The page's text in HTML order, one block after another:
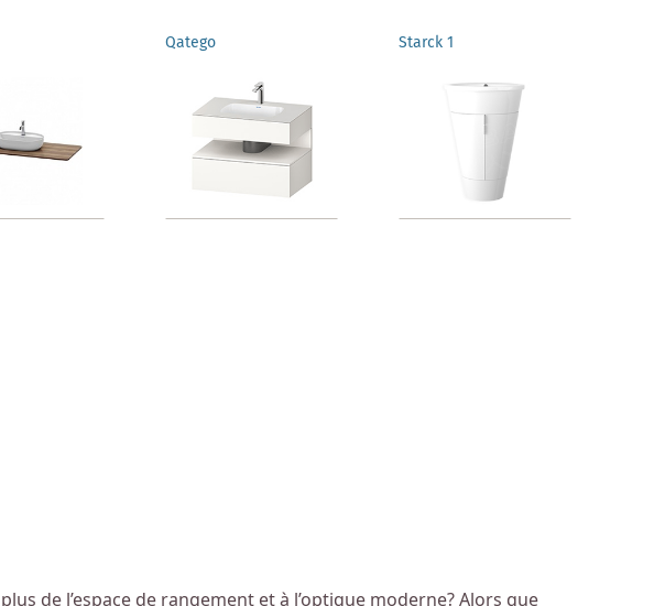
Qatego Starck 1
de l’espace de rangement et à l’optique moderne? Alors que